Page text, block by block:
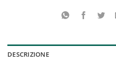
DESCRIZIONE